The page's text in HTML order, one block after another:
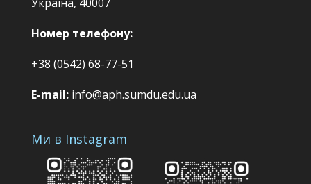
Номер телефону:
+38 (0542) 68-77-51
E-mail:info@aph.sumdu.edu.ua
Ми в Instagram